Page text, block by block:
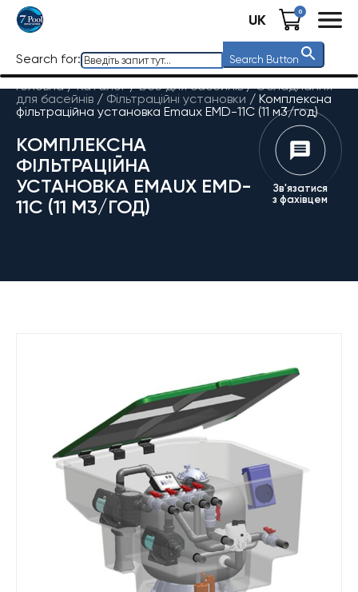
UK 0
Search for: Search Button
Головна / Каталог/Все для басейнів/Обладнання
для басейнів / Фільтраційні установки / Комплексна
фільтраційна установка Emaux EMD-11C (11 м3/год)
КОМПЛЕКСНА
ФІЛЬТРАЦІЙНА
УСТАНОВКА EMAUX EMD-
11C (11 М3/ГОД)
Зв'язатися
з фахівцем